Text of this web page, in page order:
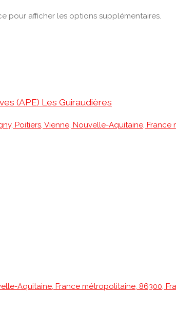
pour afficher les options supplémentaires.
(APE) Les Guiraudières
Poitiers, Vienne, Nouvelle-Aquitaine,
Aquitaine, France métropolitaine, 86300,